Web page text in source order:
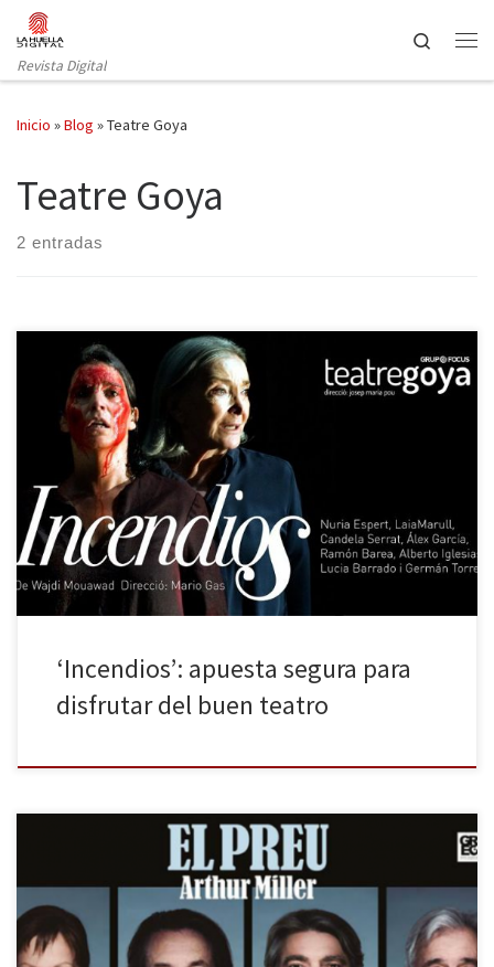
Saltar al contenido
Revista Digital
Search
Inicio »Blog »Teatre Goya
Teatre Goya
2 entradas
El público catalán conoció a Wajdi Mouawad de la mano de La
Perla 29 y Oriol Broggi, a principios de 2012, con Incendies. El
montaje estuvo varias temporadas en cartel en Barcelona,
siempre con un lleno absoluto y elogiosas críticas. Después son
muchas las obras del autor libano-quebequés de las […]
‘Incendios’: apuesta segura para
disfrutar del buen teatro
Arthur Miller ha estado doblemente presente en el Festival Grec
de este año, coincidiendo con su centenario el pasado
noviembre. Los primeros días pudo verse en el Teatre Grec su